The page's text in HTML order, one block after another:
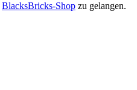
BlacksBricks-Shop zu gelangen.